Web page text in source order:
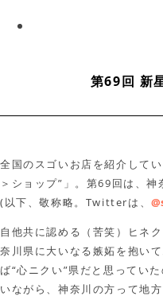
第69回 新
全国のスゴいお店を紹介して
＞ショップ”」。第69回は、神
(以下、敬称略。Twitterは、
自他共に認める（苦笑）ヒネ
奈川県に大いなる嫉妬を抱い
ば“心ニクい”県だと思ってい
いながら、神奈川の方って地